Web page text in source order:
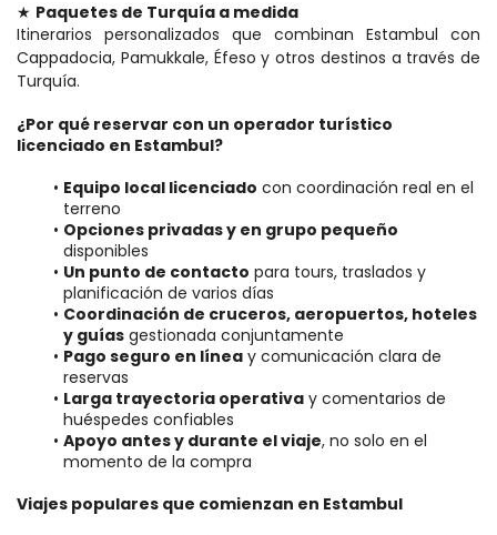
★ Paquetes de Turquía a medida
Itinerarios personalizados que combinan Estambul con
Cappadocia, Pamukkale, Éfeso y otros destinos a través de
Turquía.
¿Por qué reservar con un operador turístico
licenciado en Estambul?
Equipo local licenciado con coordinación real en el
terreno
Opciones privadas y en grupo pequeño
disponibles
Un punto de contacto para tours, traslados y
planificación de varios días
Coordinación de cruceros, aeropuertos, hoteles
y guías gestionada conjuntamente
Pago seguro en línea y comunicación clara de
reservas
Larga trayectoria operativa y comentarios de
huéspedes confiables
Apoyo antes y durante el viaje, no solo en el
momento de la compra
Viajes populares que comienzan en Estambul